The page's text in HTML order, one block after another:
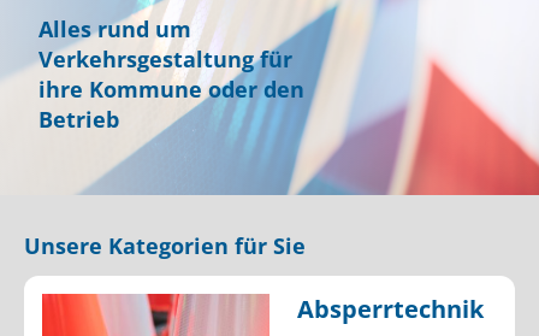
Alles rund um
Verkehrsgestaltung für
ihre Kommune oder den
Betrieb
Unsere Kategorien für Sie
Absperrtechnik